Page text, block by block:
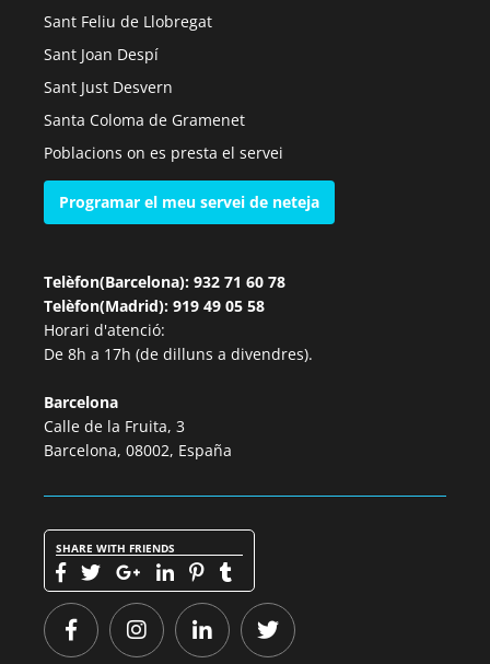
Sant Feliu de Llobregat
Sant Joan Despí
Sant Just Desvern
Santa Coloma de Gramenet
Poblacions on es presta el servei
Programar el meu servei de neteja
Telèfon(Barcelona): 932 71 60 78
Telèfon(Madrid): 919 49 05 58
Horari d'atenció:
De 8h a 17h (de dilluns a divendres).
Barcelona
Calle de la Fruita, 3
Barcelona, 08002, España
SHARE WITH FRIENDS